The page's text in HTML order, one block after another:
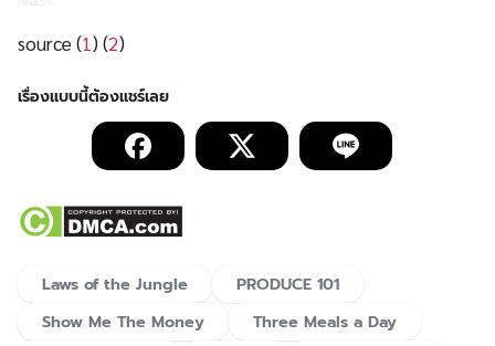
source (1) (2)
Laws of the Jungle
PRODUCE 101
Show Me The Money
Three Meals a Day